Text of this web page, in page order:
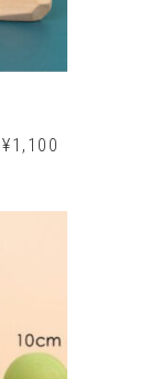
¥1,100